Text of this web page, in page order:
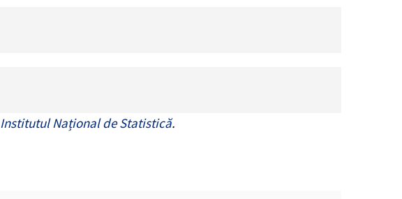
Institutul Național de Statistică.